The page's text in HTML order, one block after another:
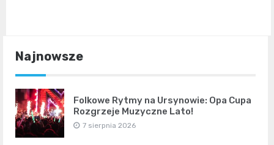
Najnowsze
Folkowe Rytmy na Ursynowie: Opa Cupa
Rozgrzeje Muzyczne Lato!
7 sierpnia 2026